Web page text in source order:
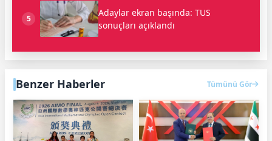
5
Adaylar ekran başında: TUS
sonuçları açıklandı
Benzer Haberler Tümünü Gör